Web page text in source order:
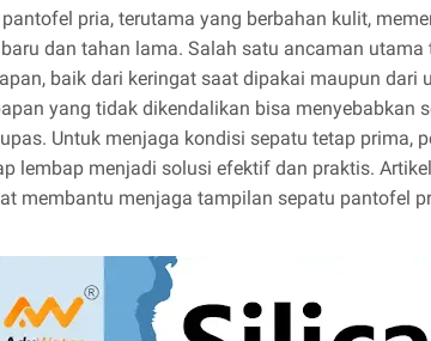
pria, terutama yang berbahan kulit,
dan tahan lama. Salah satu ancaman
baik dari keringat saat dipakai maupun dari
yang tidak dikendalikan bisa menyebabkan
Untuk menjaga kondisi sepatu tetap prima,
lembap menjadi solusi efektif dan praktis.
membantu menjaga tampilan sepatu pantofel